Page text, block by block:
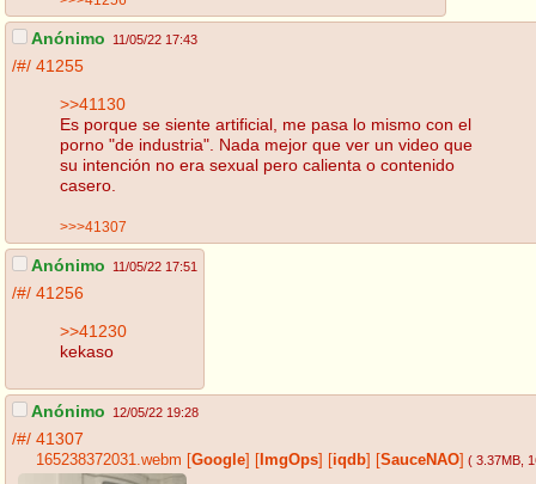
Anónimo 11/05/22 17:43
/#/ 41255
>>41130
Es porque se siente artificial, me pasa lo mismo con el
porno "de industria". Nada mejor que ver un video que
su intención no era sexual pero calienta o contenido
casero.
>>>41307
Anónimo 11/05/22 17:51
/#/ 41256
>>41230
kekaso
Anónimo 12/05/22 19:28
/#/ 41307
165238372031.webm [Google] [ ImgOps] [iqdb] [SauceNAO] ( 3.37MB ,